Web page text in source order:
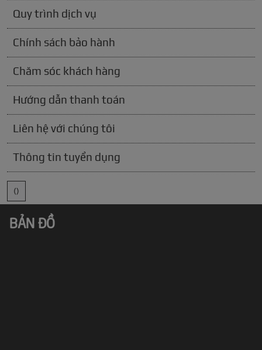
Quy trình dịch vụ
Chính sách bảo hành
Chăm sóc khách hàng
Hướng dẫn thanh toán
Liên hệ với chúng tôi
Thông tin tuyển dụng
()
BẢN ĐỒ